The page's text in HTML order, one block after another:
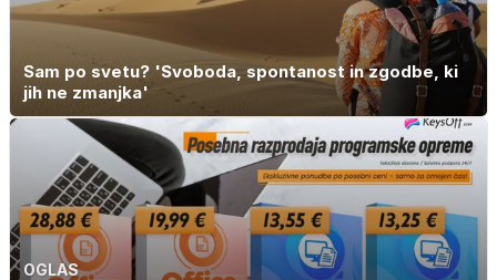
Sam po svetu? 'Svoboda, spontanost in zgodbe, ki
jih ne zmanjka'
OGLAS